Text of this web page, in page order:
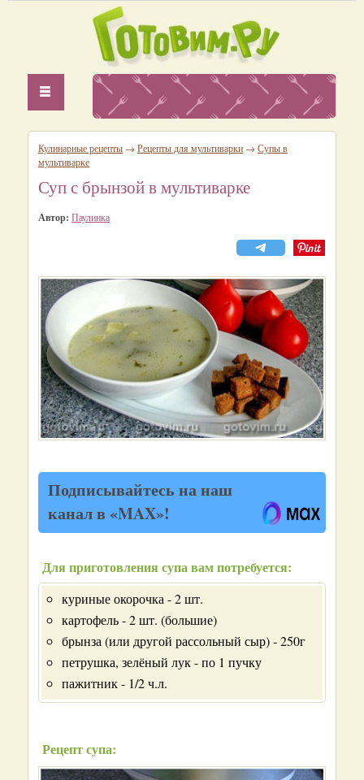
Кулинарные рецепты → Рецепты для мультиварки → Супы в
мультиварке
Суп с брынзой в мультиварке
Автор: Паулинка
Подписывайтесь на наш
канал в «MAX»!
Для приготовления супа вам потребуется:
куриные окорочка - 2 шт.
картофель - 2 шт. (большие)
брынза (или другой рассольный сыр) - 250г
петрушка, зелёный лук - по 1 пучку
пажитник - 1/2 ч.л.
Рецепт супа: